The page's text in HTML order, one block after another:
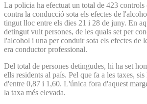
La policia ha efectuat un total de 423 controls
contra la conducció sota els efectes de
tingut lloc entre els dies 21 i 28 de juny. En
detingut vuit persones, de les quals set per
l'alcohol i una per conduir sota els efectes de
era conductor professional.
Del total de persones detingudes, hi ha set
ells residents al país. Pel que fa a les taxes,
d'entre 0,87 i 1,60. L'única fora d'aquest
la taxa més elevada.